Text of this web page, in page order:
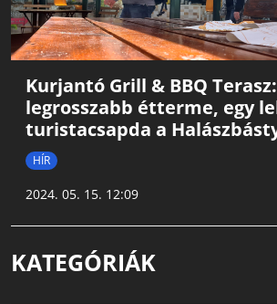
Kurjantó Grill & BBQ
legrosszabb étterme, egy
turistacsapda a
HÍR
2024. 05. 15. 12:09
KATEGÓRIÁK